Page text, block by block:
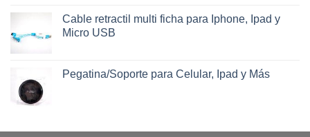
Cable retractil multi ficha para Iphone, Ipad y
Micro USB
Pegatina/Soporte para Celular, Ipad y Más